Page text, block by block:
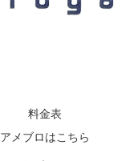
料金表
アメブロはこちら